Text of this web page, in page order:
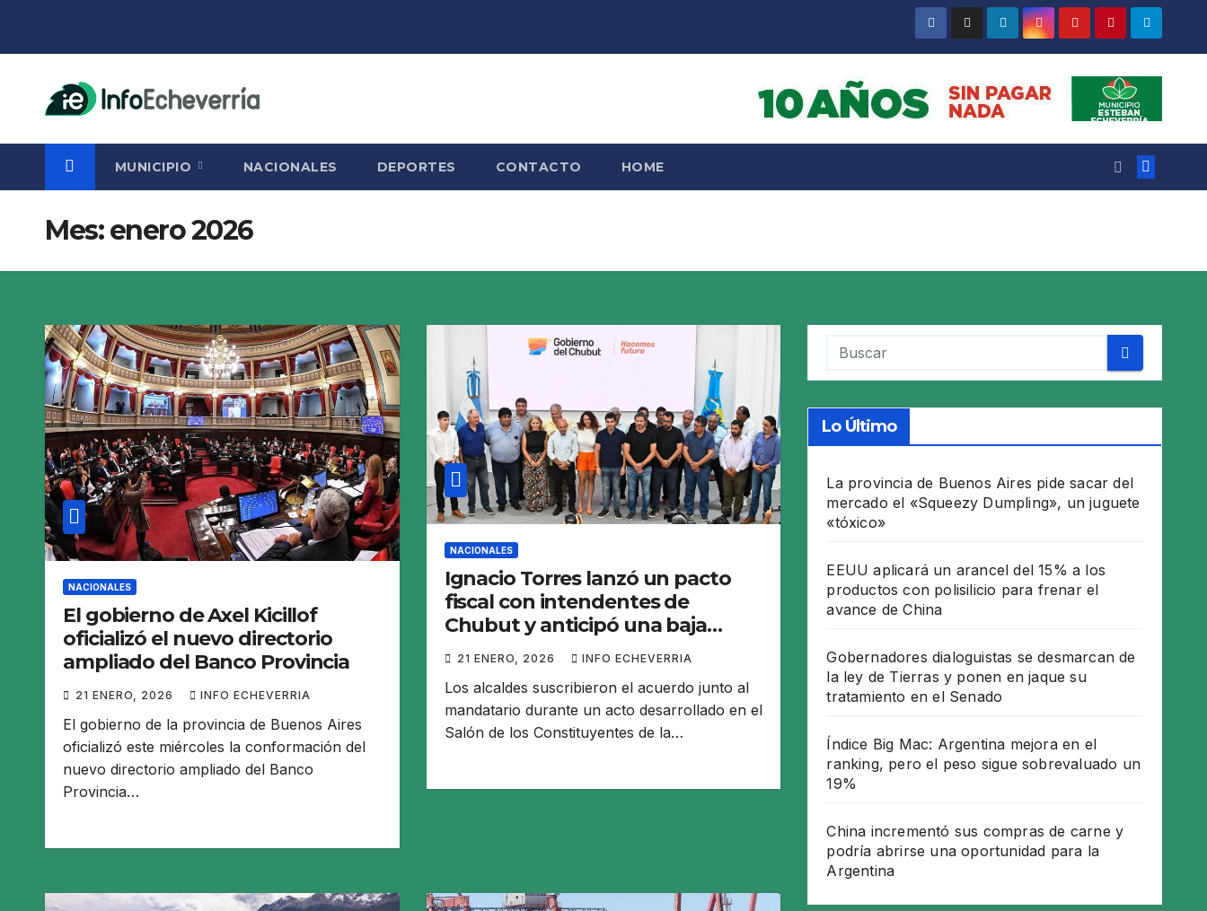
MUNICIPIO NACIONALES DEPORTES CONTACTO HOME
Mes:enero 2026
NACIONALES
El gobierno de Axel Kicillof
oficializó el nuevo directorio
ampliado del Banco Provincia
21 ENERO, 2026 INFO ECHEVERRIA
El gobierno de la provincia de Buenos Aires
oficializó este miércoles la conformación del
nuevo directorio ampliado del Banco
Provincia…
NACIONALES
Ignacio Torres lanzó un pacto
fiscal con intendentes de
Chubut y anticipó una baja
progresiva de IIBB
21 ENERO, 2026 INFO ECHEVERRIA
Los alcaldes suscribieron el acuerdo junto al
mandatario durante un acto desarrollado en el
Salón de los Constituyentes de la…
Lo Último
La provincia de Buenos Aires pide sacar del
mercado el «Squeezy Dumpling», un juguete
«tóxico»
EEUU aplicará un arancel del 15% a los
productos con polisilicio para frenar el
avance de China
Gobernadores dialoguistas se desmarcan de
la ley de Tierras y ponen en jaque su
tratamiento en el Senado
Índice Big Mac: Argentina mejora en el
ranking, pero el peso sigue sobrevaluado un
19%
China incrementó sus compras de carne y
podría abrirse una oportunidad para la
Argentina